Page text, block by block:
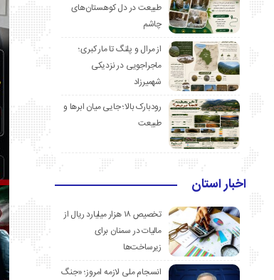
طبیعت در دل کوهستان‌های
چاشم
از مرال و پلنگ تا مار کبری؛
ماجراجویی در نزدیکی
شهمیرزاد
رودبارک بالا؛ جایی میان ابرها و
طبیعت
اخبار استان
تخصیص ۱۸ هزار میلیارد ریال از
مالیات در سمنان برای
زیرساخت‌ها
انسجام ملی لازمه امروز؛ «جنگ